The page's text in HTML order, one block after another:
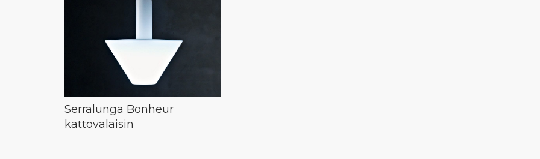
Serralunga Bonheur
kattovalaisin